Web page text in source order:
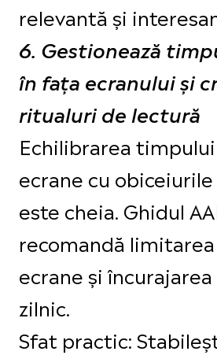
relevantă și
6. Gestionează
în fața ecranului și
ritualuri de lectură
Echilibrarea
ecrane cu
este cheia. Ghidul
recomandă
ecrane și
zilnic.
Sfat practic: